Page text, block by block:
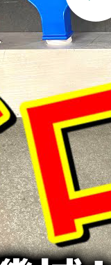
加工チ
みを自
2025/08/04 01:40